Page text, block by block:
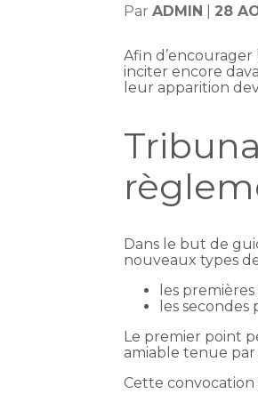
ParADMIN 28
Afin
inciter encore
leur apparition
Dans le but de
nouveaux types
les
les
Le premier point
amiable tenue
Cette convocation